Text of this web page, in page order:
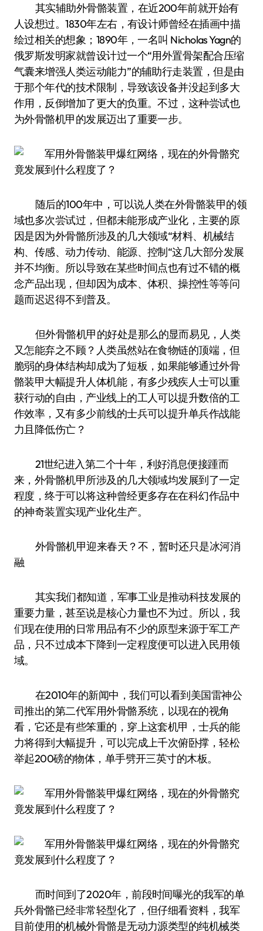
其实辅助外骨骼装置，在近200年前就开始有
人设想过。1830年左右，有设计师曾经在插画中描
绘过相关的想象；1890年，一名叫 Nicholas Yagn的
俄罗斯发明家就曾设计过一个“用外置骨架配合压缩
气囊来增强人类运动能力”的辅助行走装置，但是由
于那个年代的技术限制，导致该设备并没起到多大
作用，反倒增加了更大的负重。不过，这种尝试也
为外骨骼机甲的发展迈出了重要一步。
随后的100年中，可以说人类在外骨骼装甲的领
域也多次尝试过，但都未能形成产业化，主要的原
因是因为外骨骼所涉及的几大领域“材料、机械结
构、传感、动力传动、能源、控制“这几大部分发展
并不均衡。所以导致在某些时间点也有过不错的概
念产品出现，但却因为成本、体积、操控性等等问
题而迟迟得不到普及。
但外骨骼机甲的好处是那么的显而易见，人类
又怎能弃之不顾？人类虽然站在食物链的顶端，但
脆弱的身体结构却成为了短板，如果能够通过外骨
骼装甲大幅提升人体机能，有多少残疾人士可以重
获行动的自由，产业线上的工人可以提升数倍的工
作效率，又有多少前线的士兵可以提升单兵作战能
力且降低伤亡？
21世纪进入第二个十年，利好消息便接踵而
来，外骨骼机甲所涉及的几大领域均发展到了一定
程度，终于可以将这种曾经更多存在在科幻作品中
的神奇装置实现产业化生产。
外骨骼机甲迎来春天？不，暂时还只是冰河消
融
其实我们都知道，军事工业是推动科技发展的
重要力量，甚至说是核心力量也不为过。所以，我
们现在使用的日常用品有不少的原型来源于军工产
品，只不过成本下降到一定程度便可以进入民用领
域。
在2010年的新闻中，我们可以看到美国雷神公
司推出的第二代军用外骨骼系统，以现在的视角
看，它还是有些笨重的，穿上这套机甲，士兵的能
力将得到大幅提升，可以完成上千次俯卧撑，轻松
举起200磅的物体，单手劈开三英寸的木板。
而时间到了2020年，前段时间曝光的我军的单
兵外骨骼已经非常轻型化了，但仔细看资料，我军
目前使用的机械外骨骼是无动力源类型的纯机械类